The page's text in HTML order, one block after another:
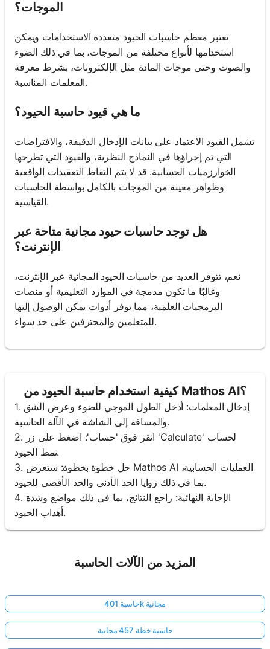
الموجات؟
تعتبر معظم حاسبات الحيود متعددة الاستخدامات ويمكن
استخدامها لأنواع مختلفة من الموجات، بما في ذلك الضوء
والصوت وحتى موجات المادة مثل الإلكترونات، بشرط معرفة
المعلمات المناسبة.
ما هي قيود حاسبة الحيود؟
تشمل القيود الاعتماد على بيانات الإدخال الدقيقة، والافتراضات
التي تم إجراؤها في النماذج النظرية، والقيود التي تطرحها
الخوارزميات الحسابية. قد لا يتم التقاط التعقيدات الواقعية
وظواهر معينة من الموجات بالكامل بواسطة الحاسبات
القياسية.
هل توجد حاسبات حيود مجانية متاحة عبر
الإنترنت؟
نعم، تتوفر العديد من حاسبات الحيود المجانية عبر الإنترنت،
وغالبًا ما تكون مدمجة في الموارد التعليمية أو منصات
البرمجيات العلمية، مما يوفر أدوات يمكن الوصول إليها
للمتعلمين والمحترفين على حد سواء.
كيفية استخدام حاسبة الحيود من Mathos AI؟
1. إدخال المعلمات: أدخل الطول الموجي للضوء وعرض الشق
والمسافة إلى الشاشة في الآلة الحاسبة.
2. انقر فوق 'حساب': اضغط على زر 'Calculate' لحساب
نمط الحيود.
3. حل خطوة بخطوة: ستعرض Mathos AI العمليات الحسابية،
بما في ذلك زوايا الحد الأدنى والحد الأقصى للحيود.
4. الإجابة النهائية: راجع النتائج، بما في ذلك مواضع وشدة
أهداب الحيود.
المزيد من الآلات الحاسبة
حاسبة 401k مجانية
حاسبة خطة 457 مجانية